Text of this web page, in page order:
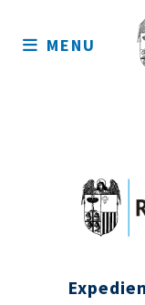
sitio
MENU